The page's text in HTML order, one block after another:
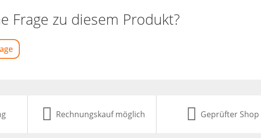
Frage zu diesem Produkt?
Rechnungskauf möglich Geprüfter Shop